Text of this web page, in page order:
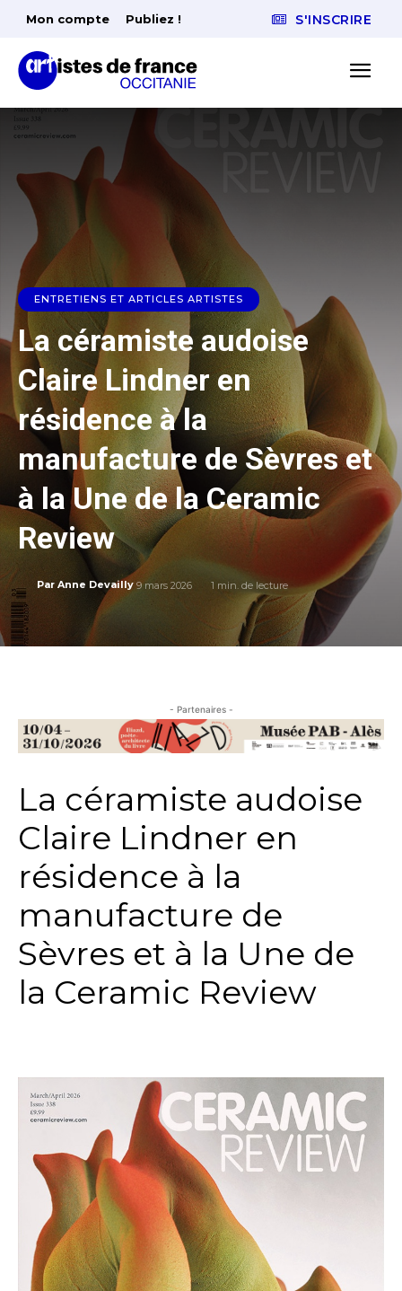
Mon compte Publiez ! S'INSCRIRE
ENTRETIENS ET ARTICLES ARTISTES
La céramiste audoise
Claire Lindner en
résidence à la
manufacture de Sèvres et
à la Une de la Ceramic
Review
Par Anne Devailly 9 mars 2026 1 min. de lecture
- Partenaires -
La céramiste audoise
Claire Lindner en
résidence à la
manufacture de
Sèvres et à la Une de
la Ceramic Review